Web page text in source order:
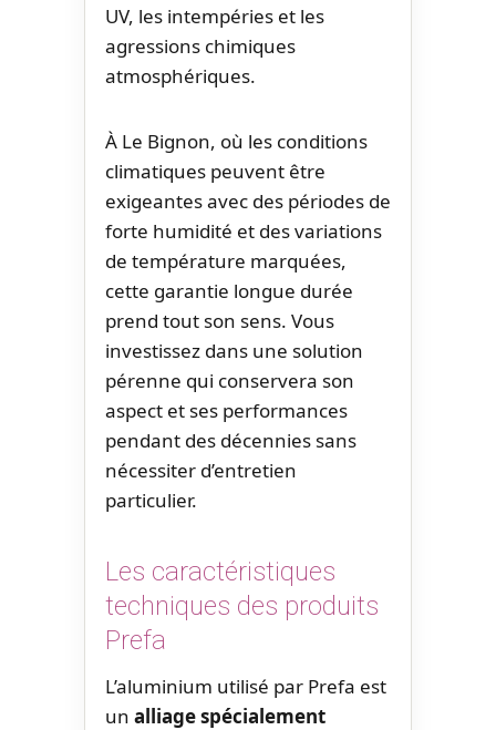
UV, les intempéries et les
agressions chimiques
atmosphériques.
À Le Bignon, où les conditions
climatiques peuvent être
exigeantes avec des périodes de
forte humidité et des variations
de température marquées,
cette garantie longue durée
prend tout son sens. Vous
investissez dans une solution
pérenne qui conservera son
aspect et ses performances
pendant des décennies sans
nécessiter d’entretien
particulier.
Les caractéristiques
techniques des produits
Prefa
L’aluminium utilisé par Prefa est
un alliage spécialement